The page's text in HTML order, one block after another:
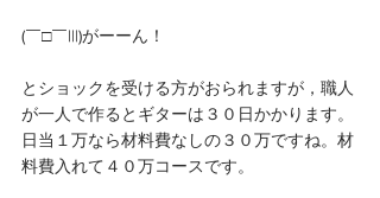
(￣□￣|||)がーーん！
とショックを受ける方がおられますが，職人
が一人で作るとギターは３０日かかります。
日当１万なら材料費なしの３０万ですね。材
料費入れて４０万コースです。